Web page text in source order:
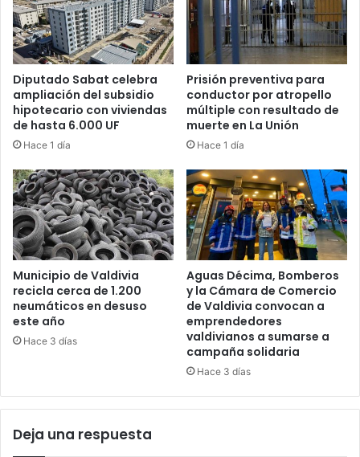
Diputado Sabat celebra
ampliación del subsidio
hipotecario con viviendas
de hasta 6.000 UF
Hace 1 día
Prisión preventiva para
conductor por atropello
múltiple con resultado de
muerte en La Unión
Hace 1 día
Municipio de Valdivia
recicla cerca de 1.200
neumáticos en desuso
este año
Hace 3 días
Aguas Décima, Bomberos
y la Cámara de Comercio
de Valdivia convocan a
emprendedores
valdivianos a sumarse a
campaña solidaria
Hace 3 días
Deja una respuesta